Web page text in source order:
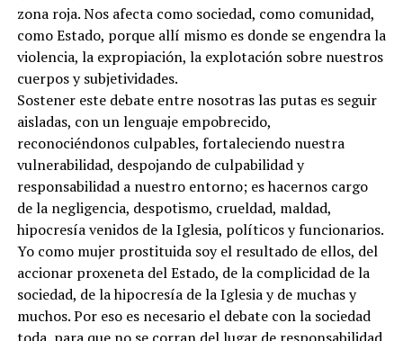
zona roja. Nos afecta como sociedad, como comunidad,
como Estado, porque allí mismo es donde se engendra la
violencia, la expropiación, la explotación sobre nuestros
cuerpos y subjetividades.
Sostener este debate entre nosotras las putas es seguir
aisladas, con un lenguaje empobrecido,
reconociéndonos culpables, fortaleciendo nuestra
vulnerabilidad, despojando de culpabilidad y
responsabilidad a nuestro entorno; es hacernos cargo
de la negligencia, despotismo, crueldad, maldad,
hipocresía venidos de la Iglesia, políticos y funcionarios.
Yo como mujer prostituida soy el resultado de ellos, del
accionar proxeneta del Estado, de la complicidad de la
sociedad, de la hipocresía de la Iglesia y de muchas y
muchos. Por eso es necesario el debate con la sociedad